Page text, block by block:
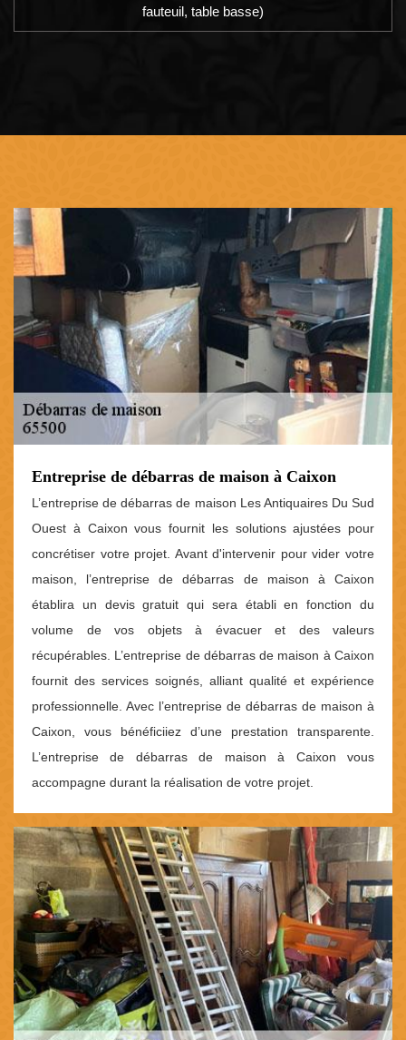
fauteuil, table basse)
Entreprise de débarras de maison à Caixon
L’entreprise de débarras de maison Les Antiquaires Du Sud
Ouest à Caixon vous fournit les solutions ajustées pour
concrétiser votre projet. Avant d'intervenir pour vider votre
maison, l’entreprise de débarras de maison à Caixon
établira un devis gratuit qui sera établi en fonction du
volume de vos objets à évacuer et des valeurs
récupérables. L’entreprise de débarras de maison à Caixon
fournit des services soignés, alliant qualité et expérience
professionnelle. Avec l’entreprise de débarras de maison à
Caixon, vous bénéficiiez d’une prestation transparente.
L’entreprise de débarras de maison à Caixon vous
accompagne durant la réalisation de votre projet.